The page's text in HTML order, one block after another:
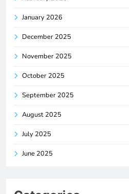
January 2026
December 2025
November 2025
October 2025
September 2025
August 2025
July 2025
June 2025